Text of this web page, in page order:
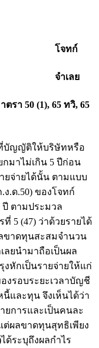
โจทก์
จำเลย
รา 50 (1), 65 ทวิ, 65
ที่บัญญัติให้บริษัทหรือ
มาไม่เกิน 5 ปีก่อน
ยจ่ายได้นั้น ตามแบบ
.ด.50) ของโจทก์
ตามประมวล
5 (47) ว่าด้วยรายได้
ขาดทุนสะสมจำนวน
ลยนำมาถือเป็นผล
หักเป็นรายจ่ายให้แก่
รอบระยะเวลาบัญชี
นี้และทุน จึงเห็นได้ว่า
ยการและเป็นคนละ
ต่ผลขาดทุนสุทธิเพียง
ด้ระบุถึงผลกำไร